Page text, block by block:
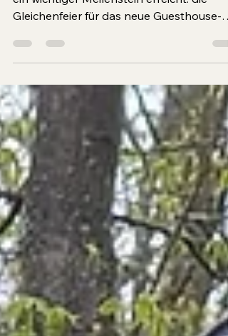
Am Neuen Strand Neusiedler See wurde
Gleichenfeier für das neue Guesthouse-
Ensemble. Nach der Fertigstellung des
Marina-Gebäudes und der Neueröffnung
des Neuen Strands Neusiedler See
entstehen nun 45 exklusive Einheiten für
Gäste, die einen besonderen Urlaub am
Neusiedler See suchen.